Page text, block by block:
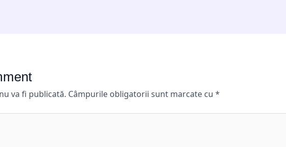
va fi publicată. Câmpurile obligatorii sunt marcate cu *